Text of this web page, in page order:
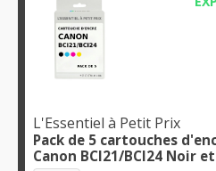
L'Essentiel à Petit Prix
Pack de 5 cartouches
Canon BCI21/BCI24 Noir